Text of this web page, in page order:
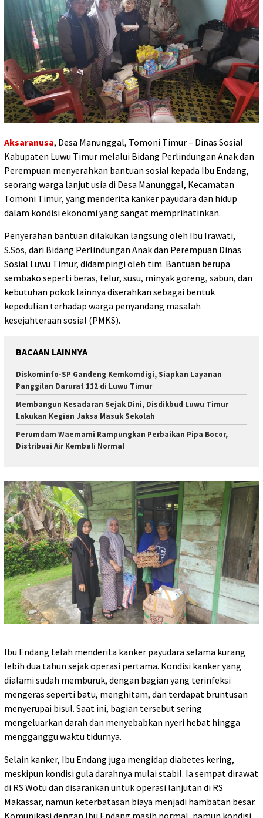
Aksaranusa, Desa Manunggal, Tomoni Timur – Dinas Sosial
Kabupaten Luwu Timur melalui Bidang Perlindungan Anak dan
Perempuan menyerahkan bantuan sosial kepada Ibu Endang,
seorang warga lanjut usia di Desa Manunggal, Kecamatan
Tomoni Timur, yang menderita kanker payudara dan hidup
dalam kondisi ekonomi yang sangat memprihatinkan.
Penyerahan bantuan dilakukan langsung oleh Ibu Irawati,
S.Sos, dari Bidang Perlindungan Anak dan Perempuan Dinas
Sosial Luwu Timur, didampingi oleh tim. Bantuan berupa
sembako seperti beras, telur, susu, minyak goreng, sabun, dan
kebutuhan pokok lainnya diserahkan sebagai bentuk
kepedulian terhadap warga penyandang masalah
kesejahteraan sosial (PMKS).
BACAAN LAINNYA
Diskominfo-SP Gandeng Kemkomdigi, Siapkan Layanan
Panggilan Darurat 112 di Luwu Timur
Membangun Kesadaran Sejak Dini, Disdikbud Luwu Timur
Lakukan Kegian Jaksa Masuk Sekolah
Perumdam Waemami Rampungkan Perbaikan Pipa Bocor,
Distribusi Air Kembali Normal
Ibu Endang telah menderita kanker payudara selama kurang
lebih dua tahun sejak operasi pertama. Kondisi kanker yang
dialami sudah memburuk, dengan bagian yang terinfeksi
mengeras seperti batu, menghitam, dan terdapat bruntusan
menyerupai bisul. Saat ini, bagian tersebut sering
mengeluarkan darah dan menyebabkan nyeri hebat hingga
mengganggu waktu tidurnya.
Selain kanker, Ibu Endang juga mengidap diabetes kering,
meskipun kondisi gula darahnya mulai stabil. Ia sempat dirawat
di RS Wotu dan disarankan untuk operasi lanjutan di RS
Makassar, namun keterbatasan biaya menjadi hambatan besar.